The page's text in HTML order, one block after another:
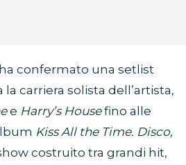
confermato una setlist
carriera solista dell’artista,
e Harry’s Housefino alle
Kiss All the Time. Disco,
costruito tra grandi hit,